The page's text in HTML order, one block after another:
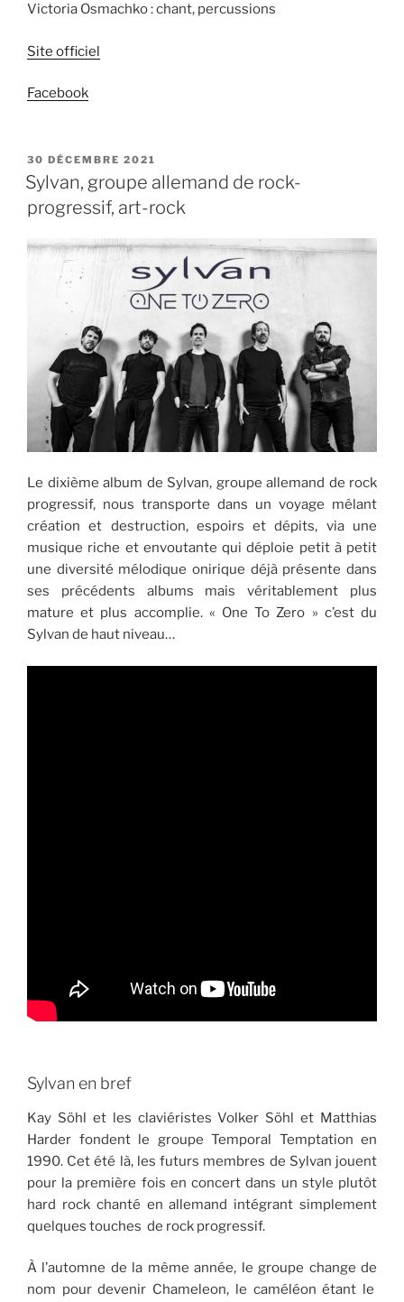
Victoria Osmachko : chant, percussions
Site officiel
Facebook
PUBLIÉ
LE
30 DÉCEMBRE 2021
Sylvan, groupe allemand de rock-
progressif, art-rock
Le dixième album de Sylvan, groupe allemand de rock
progressif, nous transporte dans un voyage mêlant
création et destruction, espoirs et dépits, via une
musique riche et envoutante qui déploie petit à petit
une diversité mélodique onirique déjà présente dans
ses précédents albums mais véritablement plus
mature et plus accomplie. « One To Zero » c’est du
Sylvan de haut niveau…
Sylvan en bref
Kay Söhl et les claviéristes Volker Söhl et Matthias
Harder fondent le groupe Temporal Temptation en
1990. Cet été là, les futurs membres de Sylvan jouent
pour la première fois en concert dans un style plutôt
hard rock chanté en allemand intégrant simplement
quelques touches de rock progressif.
À l’automne de la même année, le groupe change de
nom pour devenir Chameleon, le caméléon étant le